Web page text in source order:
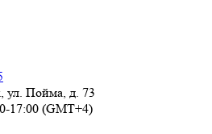
ул. Пойма, д. 73
17:00 (GMT+4)